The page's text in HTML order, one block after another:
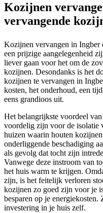
Kozijnen
vervangende
Kozijnen vervangen in Ingber
een prijzige aangelegenheid
liever gaan voor het om de
kozijnen. Desondanks is het
kozijnen te vervangen in
kosten, het onderhoud, een
eens grandioos uit.
Het belangrijkste voordeel
voordelig zijn voor de isolatie
huizen waarin houten
onderliggende beschadiging
als gevolg dat tocht zijn
Vanwege deze instroom van
het huis warm te krijgen.
zijn, is het feitelijk verloren
kozijnen zo goed zijn voor je
besparen op je
investering in je huis zelf.